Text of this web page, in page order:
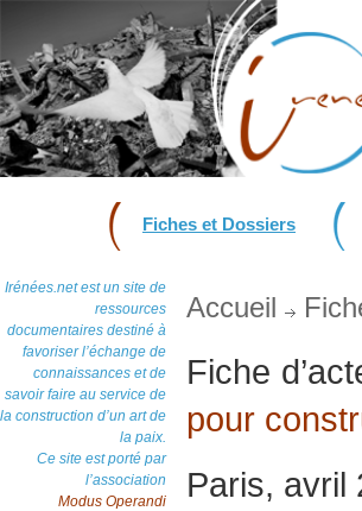
Fiches et Dossiers
Irénées.net est un site de
ressources
documentaires destiné à
favoriser l’échange de
connaissances et de
savoir faire au service de
la construction d’un art de
la paix.
Ce site est porté par
l’association
Modus Operandi
Accueil
Fiche
pour
Paris, avril